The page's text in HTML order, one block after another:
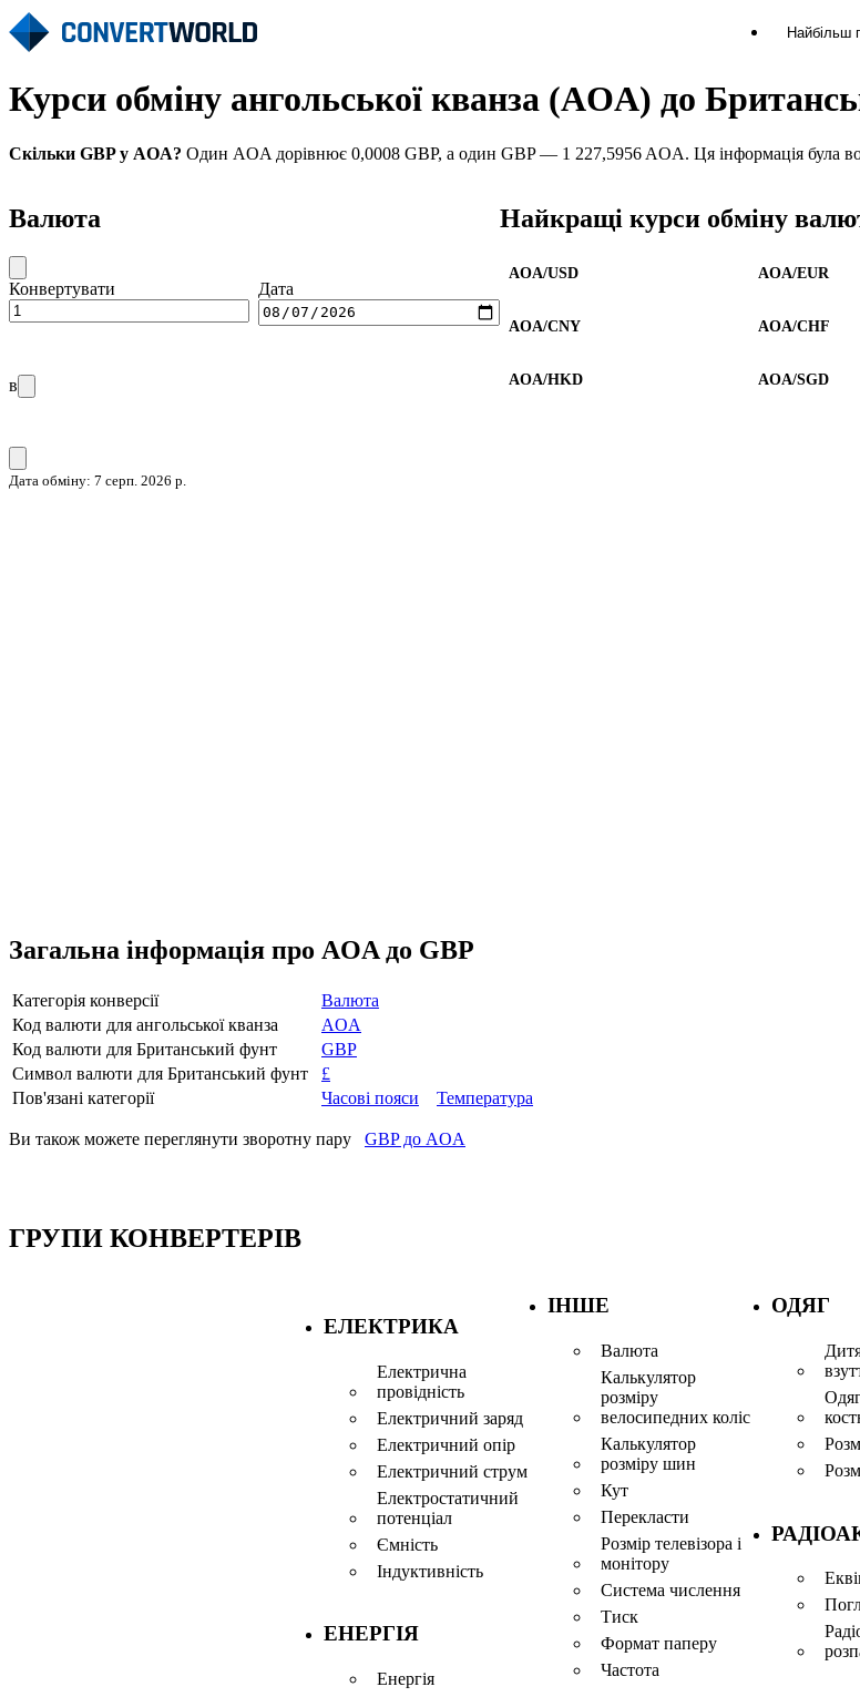
Найбільш
Курси обміну ангольської кванза (AOA) до
Скільки GBP у AOA? Один AOA дорівнює 0,0008 GBP, а один GBP — 1 227,5956 AOA. Ця інформація була
Валюта
Конвертувати Дата
в
Дата обміну: 7 серп. 2026 р.
Найкращі курси обміну
AOA/USD AOA/EUR
AOA/CNY AOA/CHF
AOA/HKD AOA/SGD
Загальна інформація про AOA до GBP
Категорія конверсії
Валюта
Код валюти для ангольської кванза
AOA
Код валюти для Британський фунт
GBP
Символ валюти для Британський фунт
£
Пов'язані категорії
Часові пояси Температура
Ви також можете переглянути зворотну пару GBP до AOA
ГРУПИ КОНВЕРТЕРІВ
ЕЛЕКТРИКА
Електрична
провідність
Електричний заряд
Електричний опір
Електричний струм
Електростатичний
потенціал
Ємність
Індуктивність
ЕНЕРГІЯ
Енергія
ІНШЕ
Валюта
Калькулятор
розміру
велосипедних коліс
Калькулятор
розміру шин
Кут
Перекласти
Розмір телевізора і
монітору
Система числення
Тиск
Формат паперу
Частота
ОДЯГ